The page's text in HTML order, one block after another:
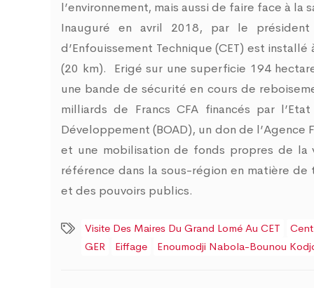
l’environnement, mais aussi de faire face à
Inauguré en avril 2018, par le
d’Enfouissement Technique (CET) est
(20 km). Erigé sur une superficie 194
une bande de sécurité en cours de
milliards de Francs CFA financés par
Développement (BOAD), un don de l’Agence
et une mobilisation de fonds propres de la
référence dans la sous-région en matière
et des pouvoirs publics.
Visite Des Maires Du Grand Lomé Au CET
GER
Eiffage Enoumodji Nabola-Bounou